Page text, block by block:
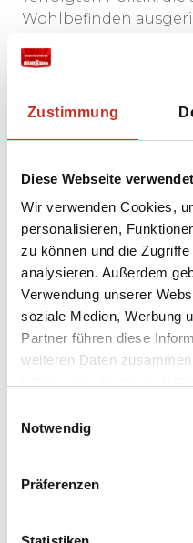
Zustimmung
Diese Webseite
Wir verwenden Cookies,
personalisieren,
zu können und die
analysieren. Außerdem
Verwendung unserer
soziale Medien, Werbung
Partner führen diese
weiteren Daten
Notwendig
Präferenzen
Wohlbefinden
Kriminalitätsrate,
Gewaltverbrechen,
Taschendiebstahl
keine großen
Bhutan
dominierende
Rolle im täglichen
Traditionen. Etwa 75
dem Buddhismus,
Buddhismus ist nicht